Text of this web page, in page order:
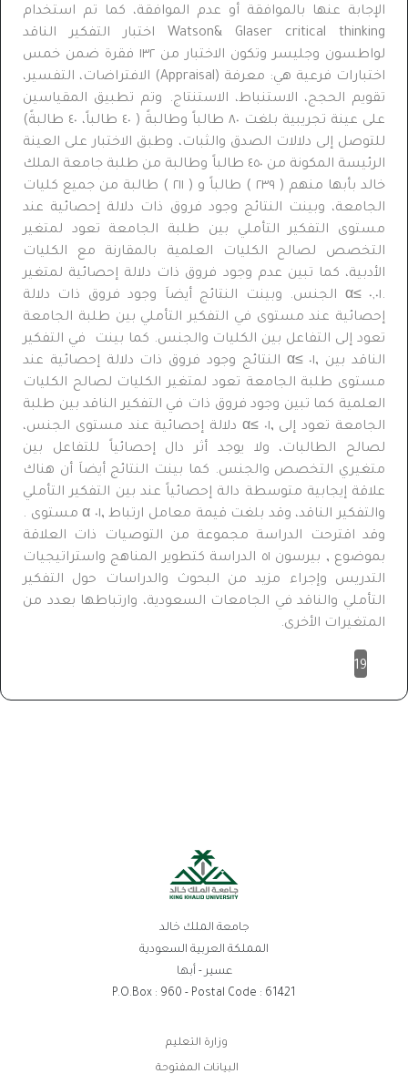
الإجابة عنها بالموافقة أو عدم الموافقة، كما تم استخدام
Watson& Glaser critical thinking اختبار التفكير الناقد
لواطسون وجليسر وتكون الاختبار من ١٣٢ فقرة ضمن خمس
اختبارات فرعية هي: معرفة (Appraisal) الافتراضات، التفسير،
تقويم الحجج، الاستنباط، الاستنتاج. وتم تطبيق المقياسين
على عينة تجريبية بلغت ٨٠ طالباً وطالبةً ( ٤٠ طالباً، ٤٠ طالبةً)
للتوصل إلى دلالات الصدق والثبات، وطبق الاختبار على العينة
الرئيسة المكونة من ٤٥٠ طالباً وطالبة من طلبة جامعة الملك
خالد بأبها منهم ( ٢٣٩ ) طالباً و ( ٢١١ ) طالبة من جميع كليات
الجامعة، وبينت النتائج وجود فروق ذات دلالة إحصائية عند
مستوى التفكير التأملي بين طلبة الجامعة تعود لمتغير
التخصص لصالح الكليات العلمية بالمقارنة مع الكليات
الأدبية، كما تبين عدم وجود فروق ذات دلالة إحصائية لمتغير
.٠,٠١ ≥α الجنس. وبينت النتائج أيضاَ وجود فروق ذات دلالة
إحصائية عند مستوى في التفكير التأملي بين طلبة الجامعة
تعود إلى التفاعل بين الكليات والجنس. كما بينت في التفكير
الناقد بين ‚٠١ ≥α النتائج وجود فروق ذات دلالة إحصائية عند
مستوى طلبة الجامعة تعود لمتغير الكليات لصالح الكليات
العلمية كما تبين وجود فروق ذات في التفكير الناقد بين طلبة
الجامعة تعود إلى ‚٠١ ≥α دلالة إحصائية عند مستوى الجنس،
لصالح الطالبات، ولا يوجد أثر دال إحصائياً للتفاعل بين
متغيري التخصص والجنس. كما بينت النتائج أيضاَ أن هناك
علاقة إيجابية متوسطة دالة إحصائياً عند بين التفكير التأملي
والتفكير الناقد، وقد بلغت قيمة معامل ارتباط ‚٠١ α مستوى .
وقد اقترحت الدراسة مجموعة من التوصيات ذات العلاقة
بموضوع ‚ بيرسون ٥١ الدراسة كتطوير المناهج واستراتيجيات
التدريس وإجراء مزيد من البحوث والدراسات حول التفكير
التأملي والناقد في الجامعات السعودية، وارتباطها بعدد من
المتغيرات الأخرى.
19
جامعة الملك خالد
المملكة العربية السعودية
عسير - أبها
P.O.Box : 960 - Postal Code : 61421
وزارة التعليم
البيانات المفتوحة